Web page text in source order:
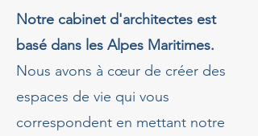
Notre cabinet d'architectes est
basé dans les Alpes Maritimes.
Nous avons à cœur de créer des
espaces de vie qui vous
correspondent en mettant notre